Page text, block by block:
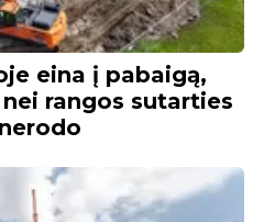
eina į pabaigą,
rangos sutarties